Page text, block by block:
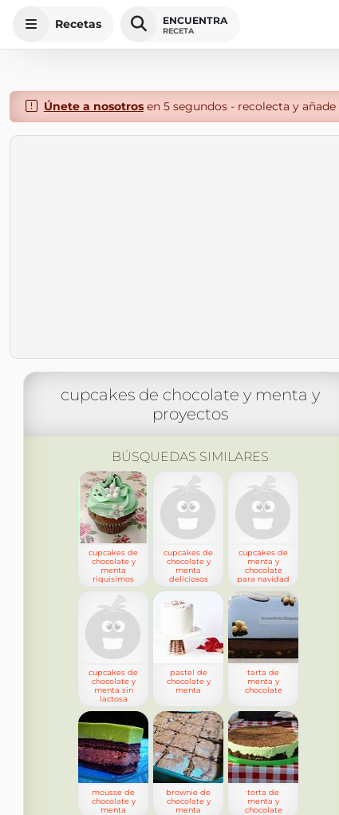
Recetas ENCUENTRA
RECETA
Únete a nosotrosen 5 segundos - recolecta y
cupcakes de chocolate y menta y
proyectos
BÚSQUEDAS SIMILARES
cupcakes de
chocolate y
menta
riquisimos
cupcakes de
chocolate y
menta
deliciosos
cupcakes de
menta y
chocolate
para navidad
cupcakes de
chocolate y
menta sin
lactosa
pastel de
chocolate y
menta
tarta de
menta y
chocolate
mousse de
chocolate y
menta
brownie de
chocolate y
menta
torta de
menta y
chocolate